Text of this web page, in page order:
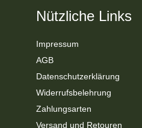
Nützliche Links
Impressum
AGB
Datenschutzerklärung
Widerrufsbelehrung
Zahlungsarten
Versand und Retouren